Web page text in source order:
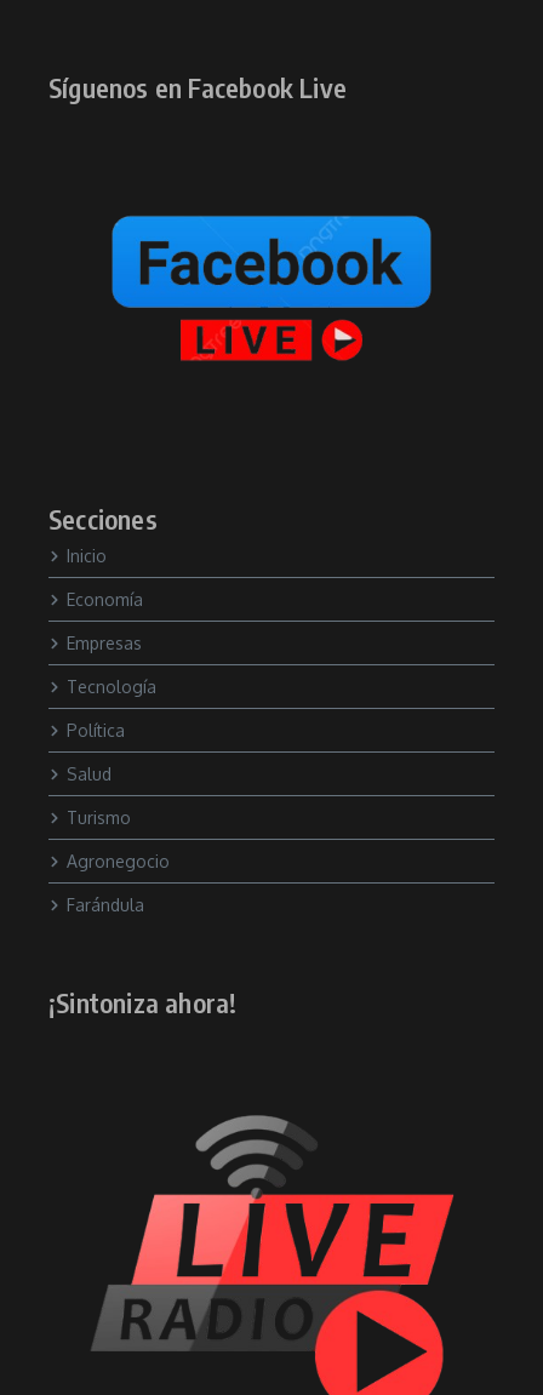
Síguenos en Facebook Live
Secciones
Inicio
Economía
Empresas
Tecnología
Política
Salud
Turismo
Agronegocio
Farándula
¡Sintoniza ahora!